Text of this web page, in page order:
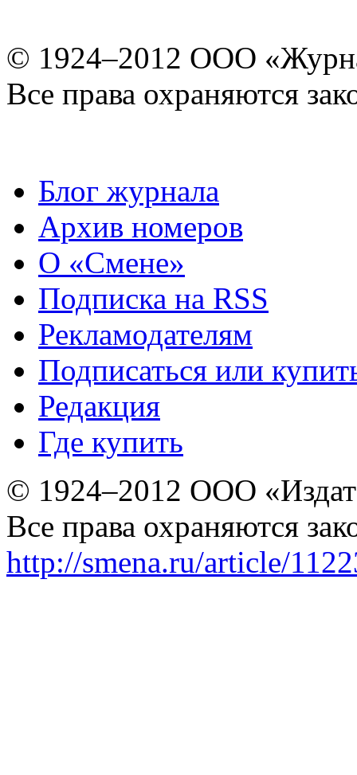
© 1924–2012 ООО
Все права охраняются
Блог журнала
Архив номеров
О «Смене»
Подписка на RSS
Рекламодателям
Подписаться или
Редакция
Где купить
© 1924–2012 ООО
Все права охраняются
http://smena.ru/article/